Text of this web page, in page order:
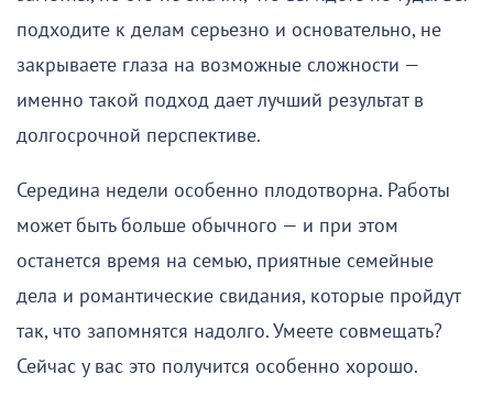
подходите к делам серьезно и основательно, не
закрываете глаза на возможные сложности —
именно такой подход дает лучший результат в
долгосрочной перспективе.
Середина недели особенно плодотворна. Работы
может быть больше обычного — и при этом
останется время на семью, приятные семейные
дела и романтические свидания, которые пройдут
так, что запомнятся надолго. Умеете совмещать?
Сейчас у вас это получится особенно хорошо.